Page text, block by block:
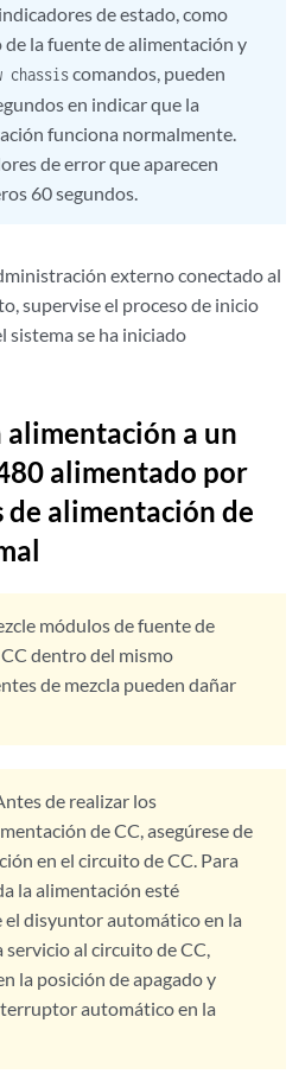
de estado, como
de la fuente de alimentación y
chassiscomandos, pueden
en indicar que la
funciona normalmente.
de error que aparecen
60 segundos.
externo conectado al
supervise el proceso de inicio
sistema se ha iniciado
alimentación a un
alimentado por
de alimentación de
módulos de fuente de
dentro del mismo
de mezcla pueden dañar
de realizar los
de CC, asegúrese de
en el circuito de CC. Para
la alimentación esté
el disyuntor automático en la
al circuito de CC,
la posición de apagado y
automático en la